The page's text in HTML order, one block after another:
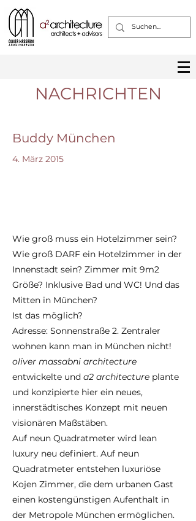
NACHRICHTEN
Buddy München
4. März 2015
Wie groß muss ein Hotelzimmer sein?
Wie groß DARF ein Hotelzimmer in der
Innenstadt sein? Zimmer mit 9m2
Größe? Inklusive Bad und WC! Und das
Mitten in München?
Ist das möglich?
Adresse: Sonnenstraße 2. Zentraler
wohnen kann man in München nicht!
oliver massabni architecture
entwickelte und a2 architecture plante
und konzipierte hier ein neues,
innerstädtisches Konzept mit neuen
visionären Maßstäben.
Auf neun Quadratmeter wird lean
luxury neu definiert. Auf neun
Quadratmeter entstehen luxuriöse
Kojen Zimmer, die dem urbanen Gast
einen kostengünstigen Aufenthalt in
der Metropole München ermöglichen.